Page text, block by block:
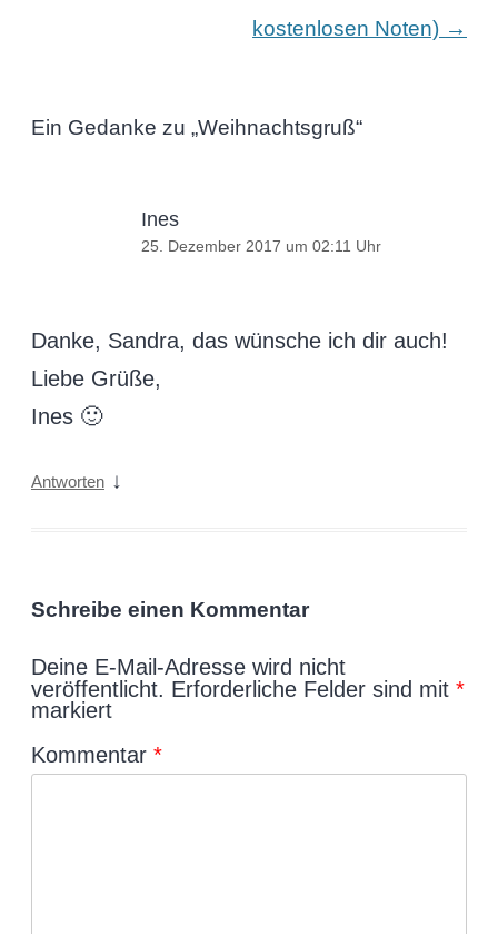
kostenlosen Noten) →
Ein Gedanke zu „Weihnachtsgruß“
Ines
25. Dezember 2017 um 02:11 Uhr
Danke, Sandra, das wünsche ich dir auch!
Liebe Grüße,
Ines 🙂
Antworten ↓
Schreibe einen Kommentar
Deine E-Mail-Adresse wird nicht
veröffentlicht. Erforderliche Felder sind mit *
markiert
Kommentar *